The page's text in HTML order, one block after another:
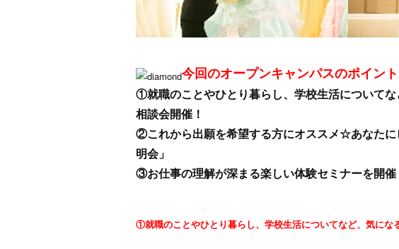
今回のオープンキャンパスのポイン
①就職のことやひとり暮らし、学校生活について
相談会開催！
②これから出願を希望する方にオススメ☆あなた
明会」
③お仕事の理解が深まる楽しい体験セミナーを開催
①就職のことやひとり暮らし、学校生活についてなど、気にな